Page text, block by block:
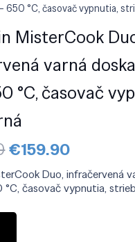
650 °C, časovač vypnutia,
MisterCook
varná
°C, časovač
Pôvodná
cena
bola:
€259.90.
€159.90Aktuálna
je:
€159.90.
Duo, infračervená
časovač vypnutia,